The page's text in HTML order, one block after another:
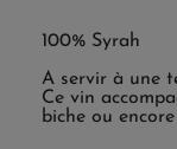
100% Syrah
A servir à une
Ce vin
biche ou